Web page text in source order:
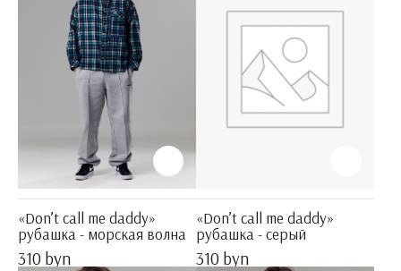
«Don’t call me daddy»
рубашка - морская волна
310 byn
«Don’t call me daddy»
рубашка - серый
310 byn